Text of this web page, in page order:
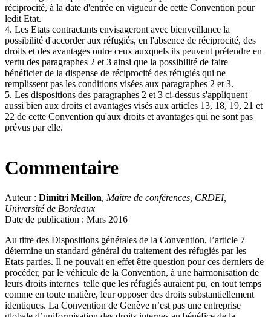
réciprocité, à la date d'entrée en vigueur de cette Convention pour
ledit Etat.
4. Les Etats contractants envisageront avec bienveillance la
possibilité d'accorder aux réfugiés, en l'absence de réciprocité, des
droits et des avantages outre ceux auxquels ils peuvent prétendre en
vertu des paragraphes 2 et 3 ainsi que la possibilité de faire
bénéficier de la dispense de réciprocité des réfugiés qui ne
remplissent pas les conditions visées aux paragraphes 2 et 3.
5. Les dispositions des paragraphes 2 et 3 ci-dessus s'appliquent
aussi bien aux droits et avantages visés aux articles 13, 18, 19, 21 et
22 de cette Convention qu'aux droits et avantages qui ne sont pas
prévus par elle.
Commentaire
Auteur : Dimitri Meillon, Maître de conférences, CRDEI,
Université de Bordeaux
Date de publication : Mars 2016
Au titre des Dispositions générales de la Convention, l’article 7
détermine un standard général du traitement des réfugiés par les
Etats parties. Il ne pouvait en effet être question pour ces derniers de
procéder, par le véhicule de la Convention, à une harmonisation de
leurs droits internes telle que les réfugiés auraient pu, en tout temps
comme en toute matière, leur opposer des droits substantiellement
identiques. La Convention de Genève n’est pas une entreprise